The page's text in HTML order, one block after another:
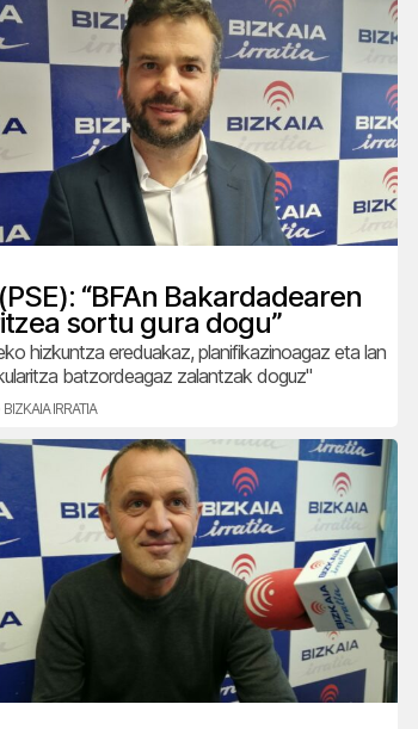
“BFAn Bakardadearen
sortu gura dogu”
hizkuntza ereduakaz, planifikazinoagaz eta lan
batzordeagaz zalantzak doguz"
IRRATIA